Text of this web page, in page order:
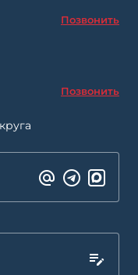
Позвонить
Позвонить